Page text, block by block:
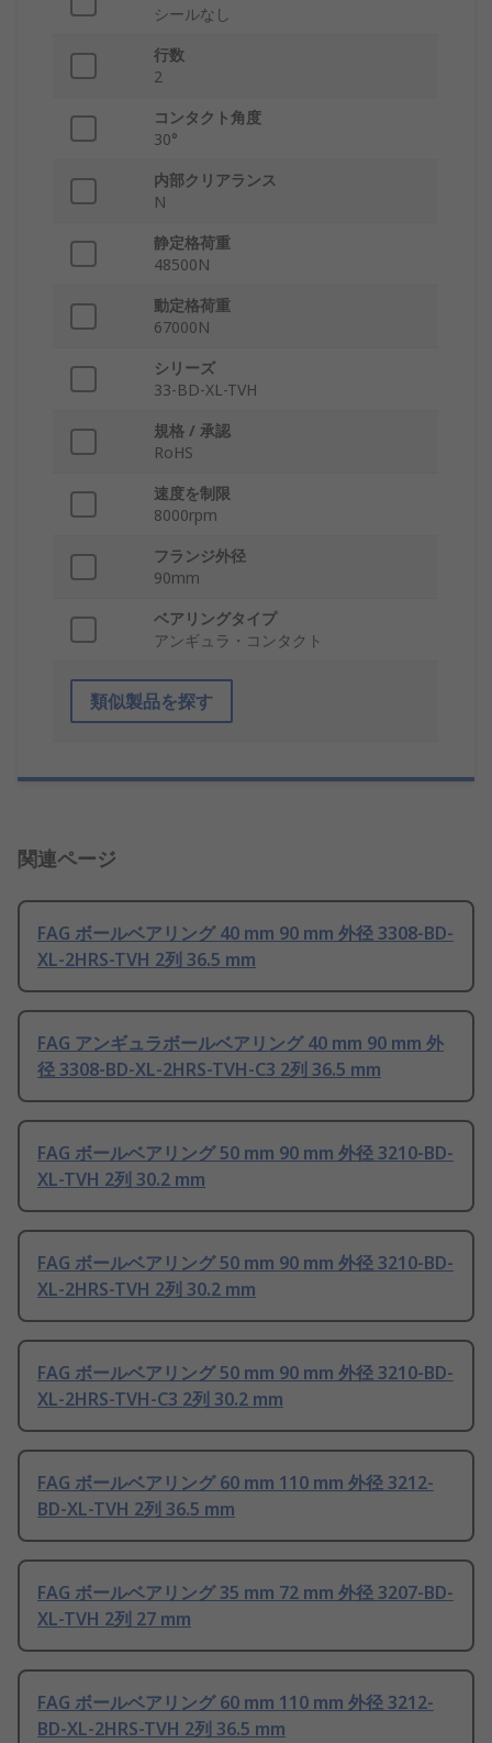
シールなし
行数
2
コンタクト角度
30°
内部クリアランス
N
静定格荷重
48500N
動定格荷重
67000N
シリーズ
33-BD-XL-TVH
規格 / 承認
RoHS
速度を制限
8000rpm
フランジ外径
90mm
ベアリングタイプ
アンギュラ・コンタクト
類似製品を探す
関連ページ
FAG ボールベアリング 40 mm 90 mm 外径 3308-BD-
XL-2HRS-TVH 2列 36.5 mm
FAG アンギュラボールベアリング 40 mm 90 mm 外
径 3308-BD-XL-2HRS-TVH-C3 2列 36.5 mm
FAG ボールベアリング 50 mm 90 mm 外径 3210-BD-
XL-TVH 2列 30.2 mm
FAG ボールベアリング 50 mm 90 mm 外径 3210-BD-
XL-2HRS-TVH 2列 30.2 mm
FAG ボールベアリング 50 mm 90 mm 外径 3210-BD-
XL-2HRS-TVH-C3 2列 30.2 mm
FAG ボールベアリング 60 mm 110 mm 外径 3212-
BD-XL-TVH 2列 36.5 mm
FAG ボールベアリング 35 mm 72 mm 外径 3207-BD-
XL-TVH 2列 27 mm
FAG ボールベアリング 60 mm 110 mm 外径 3212-
BD-XL-2HRS-TVH 2列 36.5 mm